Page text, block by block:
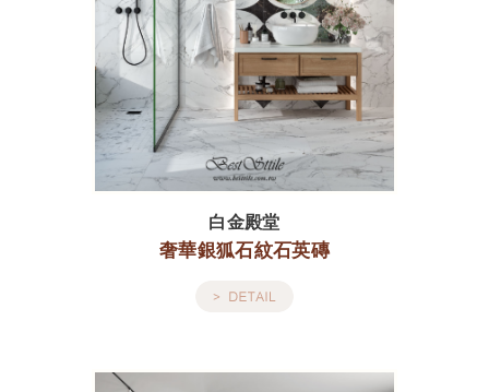
白金殿堂
奢華銀狐石紋石英磚